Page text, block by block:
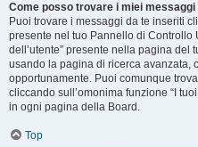
Come posso trovare i miei
Puoi trovare i messaggi da te inseriti
presente nel tuo Pannello di Controllo
dell’utente” presente nella pagina del
usando la pagina di ricerca avanzata,
opportunamente. Puoi comunque
cliccando sull’omonima funzione “I
in ogni pagina della Board.
Top